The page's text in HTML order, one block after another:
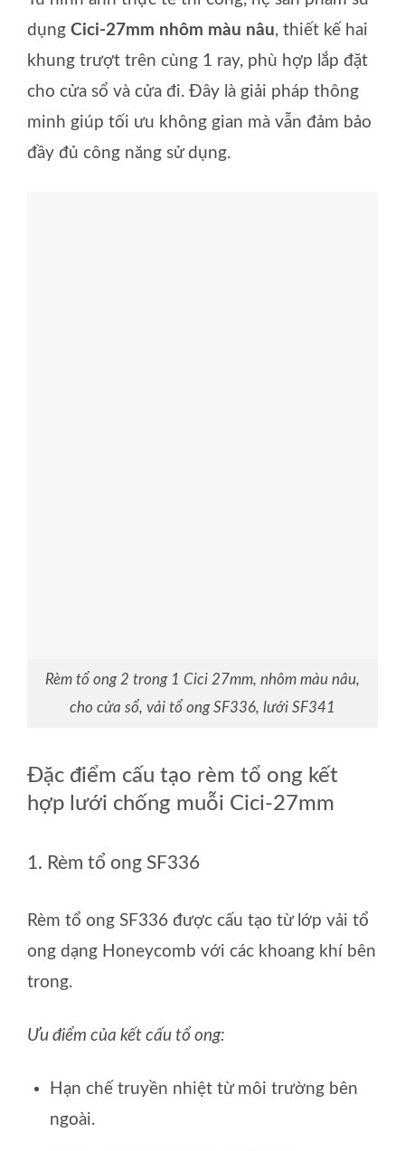
dụng Cici-27mm nhôm màu nâu, thiết kế hai
khung trượt trên cùng 1 ray, phù hợp lắp đặt
cho cửa sổ và cửa đi. Đây là giải pháp thông
minh giúp tối ưu không gian mà vẫn đảm bảo
đầy đủ công năng sử dụng.
Rèm tổ ong 2 trong 1 Cici 27mm, nhôm màu nâu,
cho cửa sổ, vải tổ ong SF336, lưới SF341
Đặc điểm cấu tạo rèm tổ ong kết
hợp lưới chống muỗi Cici-27mm
1. Rèm tổ ong SF336
Rèm tổ ong SF336 được cấu tạo từ lớp vải tổ
ong dạng Honeycomb với các khoang khí bên
trong.
Ưu điểm của kết cấu tổ ong:
Hạn chế truyền nhiệt từ môi trường bên
ngoài.